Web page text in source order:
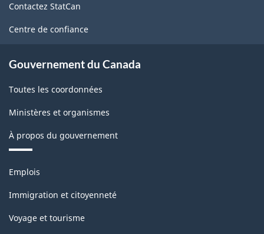
ce
site
Contactez StatCan
Centre de confiance
Gouvernement du Canada
Toutes les coordonnées
Ministères et organismes
À propos du gouvernement
Thèmes
sujets
Emplois
Immigration et citoyenneté
Voyage et tourisme